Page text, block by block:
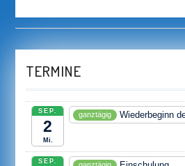
TERMINE
SEP.
2
Mi.
ganztägig Wiederbeginn
SEP.